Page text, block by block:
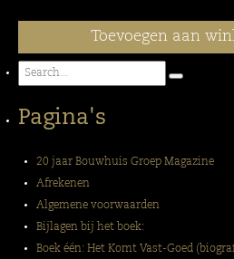
Toevoegen aan
Pagina's
20 jaar Bouwhuis Groep Magazine
Afrekenen
Algemene voorwaarden
Bijlagen bij het boek:
Boek één: Het Komt Vast-Goed